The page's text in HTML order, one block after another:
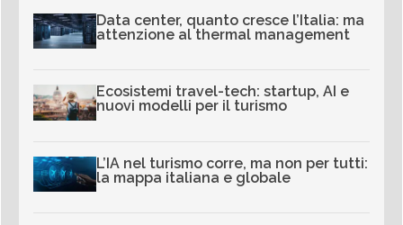
Data center, quanto cresce l’Italia: ma
attenzione al thermal management
Ecosistemi travel-tech: startup, AI e
nuovi modelli per il turismo
L’IA nel turismo corre, ma non per tutti:
la mappa italiana e globale